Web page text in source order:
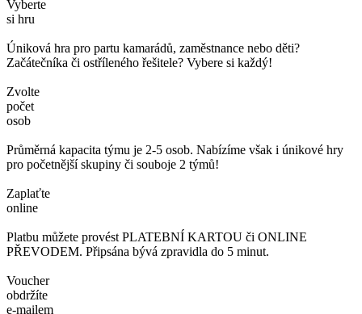
Vyberte
si hru
Úniková hra pro partu kamarádů, zaměstnance nebo děti?
Začátečníka či ostříleného řešitele? Vybere si každý!
Zvolte
počet
osob
Průměrná kapacita týmu je 2-5 osob. Nabízíme však i únikové hry
pro početnější skupiny či souboje 2 týmů!
Zaplaťte
online
Platbu můžete provést PLATEBNÍ KARTOU či ONLINE
PŘEVODEM. Připsána bývá zpravidla do 5 minut.
Voucher
obdržíte
e-mailem